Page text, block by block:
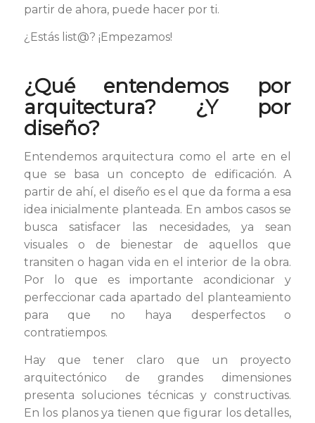
partir de ahora, puede hacer por ti.
¿Estás list@? ¡Empezamos!
¿Qué entendemos por
arquitectura? ¿Y por
diseño?
Entendemos arquitectura como el arte en el
que se basa un concepto de edificación. A
partir de ahí, el diseño es el que da forma a esa
idea inicialmente planteada. En ambos casos se
busca satisfacer las necesidades, ya sean
visuales o de bienestar de aquellos que
transiten o hagan vida en el interior de la obra.
Por lo que es importante acondicionar y
perfeccionar cada apartado del planteamiento
para que no haya desperfectos o
contratiempos.
Hay que tener claro que un proyecto
arquitectónico de grandes dimensiones
presenta soluciones técnicas y constructivas.
En los planos ya tienen que figurar los detalles,